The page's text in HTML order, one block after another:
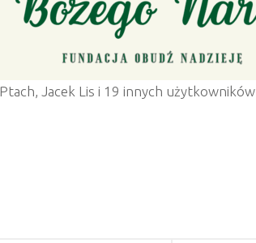
Jacek Lis i 19 innych użytkowników